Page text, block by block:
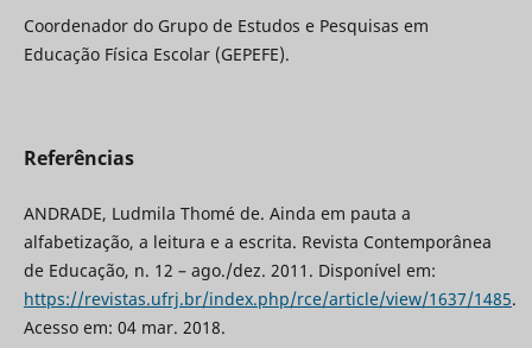
Coordenador do Grupo de Estudos e Pesquisas em
Educação Física Escolar (GEPEFE).
Referências
ANDRADE, Ludmila Thomé de. Ainda em pauta a
alfabetização, a leitura e a escrita. Revista Contemporânea
de Educação, n. 12 – ago./dez. 2011. Disponível em:
https://revistas.ufrj.br/index.php/rce/article/view/1637/1485.
Acesso em: 04 mar. 2018.